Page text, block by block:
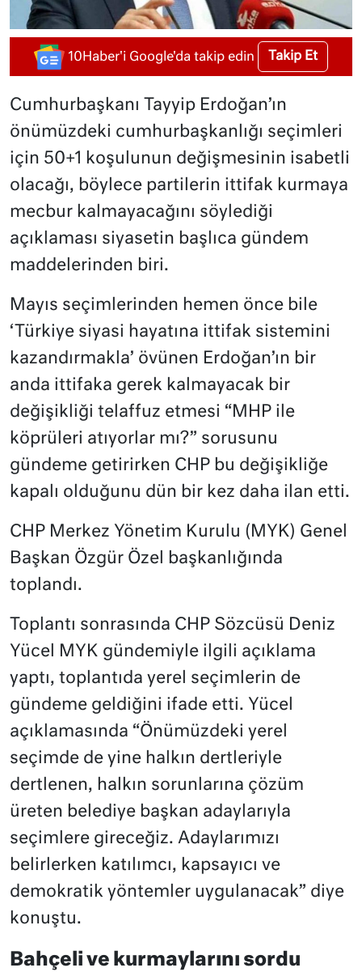
10Haber'i Google'da takip edin Takip Et
Cumhurbaşkanı Tayyip Erdoğan’ın
önümüzdeki cumhurbaşkanlığı seçimleri
için 50+1 koşulunun değişmesinin isabetli
olacağı, böylece partilerin ittifak kurmaya
mecbur kalmayacağını söylediği
açıklaması siyasetin başlıca gündem
maddelerinden biri.
Mayıs seçimlerinden hemen önce bile
‘Türkiye siyasi hayatına ittifak sistemini
kazandırmakla’ övünen Erdoğan’ın bir
anda ittifaka gerek kalmayacak bir
değişikliği telaffuz etmesi “MHP ile
köprüleri atıyorlar mı?” sorusunu
gündeme getirirken CHP bu değişikliğe
kapalı olduğunu dün bir kez daha ilan etti.
CHP Merkez Yönetim Kurulu (MYK) Genel
Başkan Özgür Özel başkanlığında
toplandı.
Toplantı sonrasında CHP Sözcüsü Deniz
Yücel MYK gündemiyle ilgili açıklama
yaptı, toplantıda yerel seçimlerin de
gündeme geldiğini ifade etti. Yücel
açıklamasında “Önümüzdeki yerel
seçimde de yine halkın dertleriyle
dertlenen, halkın sorunlarına çözüm
üreten belediye başkan adaylarıyla
seçimlere gireceğiz. Adaylarımızı
belirlerken katılımcı, kapsayıcı ve
demokratik yöntemler uygulanacak” diye
konuştu.
Bahçeli ve kurmaylarını sordu